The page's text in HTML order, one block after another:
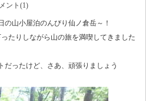
ント(1)
の山小屋泊のんびり仙ノ倉岳～！
たりしながら山の旅を満喫してきました
だったけど、さあ、頑張りましょう